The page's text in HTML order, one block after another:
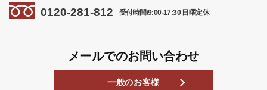
0120-281-812 受付時間/9:00-17:30 日曜定休
メールでのお問い合わせ
一般のお客様